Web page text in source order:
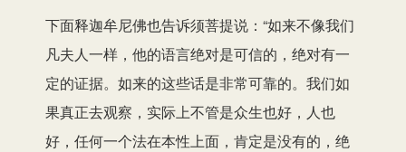
下面释迦牟尼佛也告诉须菩提说：“如来不像我们
凡夫人一样，他的语言绝对是可信的，绝对有一
定的证据。如来的这些话是非常可靠的。我们如
果真正去观察，实际上不管是众生也好，人也
好，任何一个法在本性上面，肯定是没有的，绝